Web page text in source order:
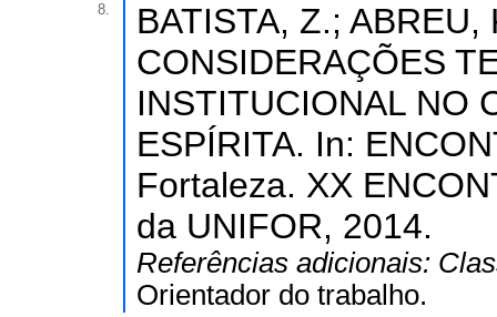
8.
BATISTA, Z.;
CONSIDERAÇÕES
INSTITUCIONAL NO
ESPÍRITA. In:
Fortaleza. XX
da UNIFOR, 2014.
Referências adicionais:
Orientador do trabalho.